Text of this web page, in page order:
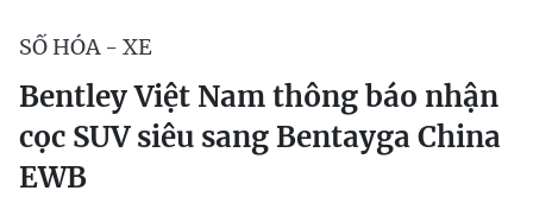
SỐ HÓA - XE
Bentley Việt Nam thông báo nhận
cọc SUV siêu sang Bentayga China
EWB